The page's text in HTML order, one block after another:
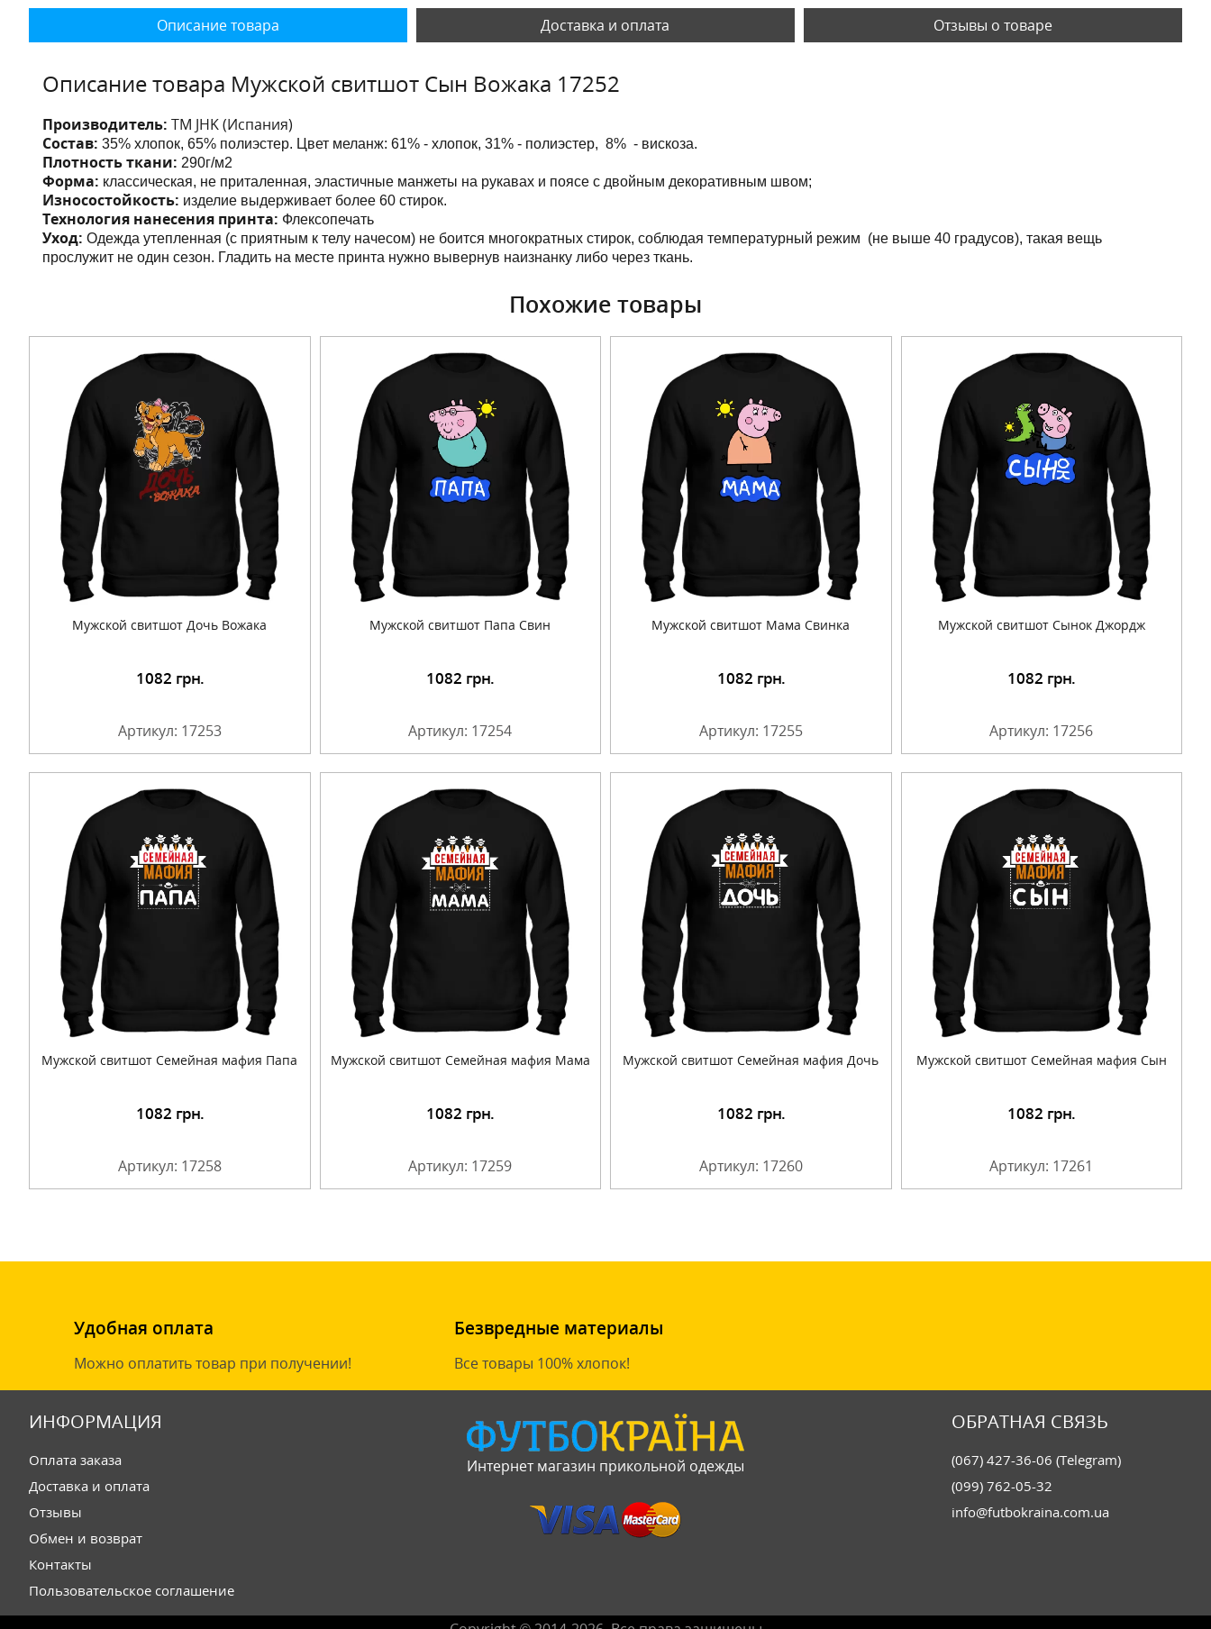
Описание товара Доставка и оплата Отзывы о товаре
Описание товара Мужской свитшот Сын Вожака 17252
Производитель: ТМ JHK (Испания)
Состав: 35% хлопок, 65% полиэстер. Цвет меланж: 61% - хлопок, 31% - полиэстер, 8% - вискоза.
Плотность ткани: 290г/м2
Форма: классическая, не приталенная, эластичные манжеты на рукавах и поясе с двойным декоративным швом;
Износостойкость: изделие выдерживает более 60 стирок.
Технология нанесения принта: Флексопечать
Уход: Одежда утепленная (с приятным к телу начесом) не боится многократных стирок, соблюдая температурный режим (не выше 40 градусов), такая вещь
прослужит не один сезон. Гладить на месте принта нужно вывернув наизнанку либо через ткань.
Похожие товары
Мужской свитшот Дочь Вожака
1082 грн.
Артикул: 17253
Мужской свитшот Папа Свин
Подробнее 1082 грн.
Артикул: 17254
Мужской свитшот Мама Свинка
Подробнее 1082 грн.
Артикул: 17255
Мужской свитшот Сынок Джордж
Подробнее 1082 грн.
Артикул: 17256
Мужской свитшот Семейная мафия Папа
1082 грн.
Артикул: 17258
Мужской свитшот Семейная мафия Мама
Подробнее 1082 грн.
Артикул: 17259
Мужской свитшот Семейная мафия Дочь
Подробнее 1082 грн.
Артикул: 17260
Мужской свитшот Семейная мафия Сын
Подробнее 1082 грн.
Артикул: 17261
Удобная оплата
Можно оплатить товар при получении!
Безвредные материалы
Все товары 100% хлопок!
ИНФОРМАЦИЯ
Оплата заказа
Доставка и оплата
Отзывы
Обмен и возврат
Контакты
Пользовательское соглашение
Интернет магазин прикольной одежды
ОБРАТНАЯ СВЯЗЬ
(067) 427-36-06 (Telegram)
(099) 762-05-32
info@futbokraina.com.ua